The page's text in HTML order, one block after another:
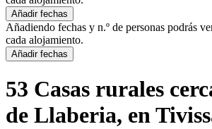
Añadir fechas
Añadiendo fechas y n.º de personas podrás
cada alojamiento.
Añadir fechas
53 Casas rurales
de Llaberia, en